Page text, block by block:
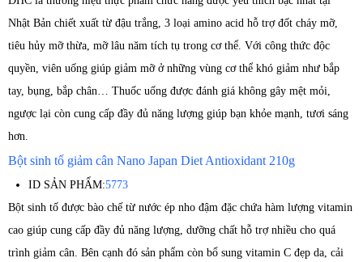
Nhật Bản chiết xuất từ đậu trắng, 3 loại amino acid hỗ trợ đốt cháy mỡ,
tiêu hủy mỡ thừa, mỡ lâu năm tích tụ trong cơ thể. Với công thức độc
quyền, viên uống giúp giảm mỡ ở những vùng cơ thể khó giảm như bắp
tay, bụng, bắp chân… Thuốc uống được đánh giá không gây mệt mỏi,
ngược lại còn cung cấp đầy đủ năng lượng giúp bạn khỏe mạnh, tươi sáng
hơn.
Bột sinh tố giảm cân Nano Japan Diet Antioxidant 210g
ID SẢN PHẨM:5773
Bột sinh tố được bào chế từ nước ép nho đậm đặc chứa hàm lượng vitamin
cao giúp cung cấp đầy đủ năng lượng, dưỡng chất hỗ trợ nhiều cho quá
trình giảm cân. Bên cạnh đó sản phẩm còn bổ sung vitamin C đẹp da, cải